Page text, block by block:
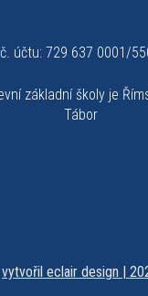
č. účtu: 729 637 0001/
základní školy je
Tábor
vytvořil eclair design |